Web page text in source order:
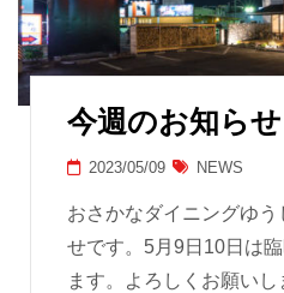
今週のお知らせ
2023/05/09 NEWS
おさかなダイニングゆ
せです。5月9日10日は
ます。よろしくお願いし